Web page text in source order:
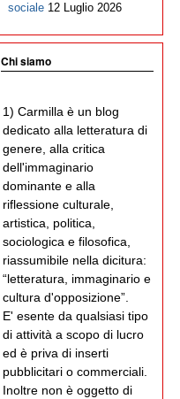
sociale 12 Luglio 2026
Chi siamo
1) Carmilla è un blog
dedicato alla letteratura di
genere, alla critica
dell'immaginario
dominante e alla
riflessione culturale,
artistica, politica,
sociologica e filosofica,
riassumibile nella dicitura:
“letteratura, immaginario e
cultura d'opposizione”.
E' esente da qualsiasi tipo
di attività a scopo di lucro
ed è priva di inserti
pubblicitari o commerciali.
Inoltre non è oggetto di